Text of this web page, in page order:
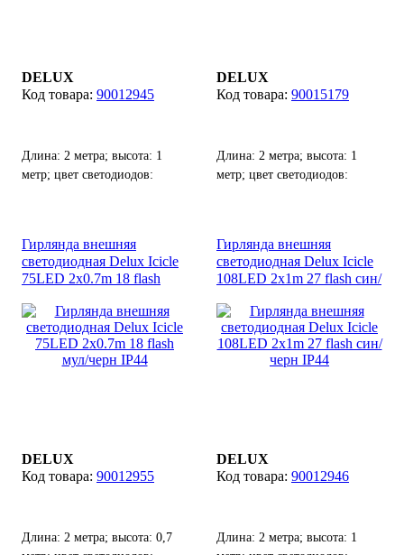
DELUX
90012945
Длина: 2 метра; высота: 1
метр; цвет светодиодов:
DELUX
90015179
Длина: 2 метра; высота: 1
метр; цвет светодиодов:
Гирлянда внешняя
светодиодная Delux Icicle
75LED 2x0.7m 18 flash
DELUX
90012955
Длина: 2 метра; высота: 0,7
Гирлянда внешняя
светодиодная Delux Icicle
108LED 2x1m 27 flash син/
DELUX
90012946
Длина: 2 метра; высота: 1